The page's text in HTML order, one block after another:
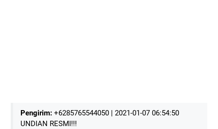
Pengirim: +6285765544050 | 2021-01-07 06:54:50
UNDIAN RESMI!!!